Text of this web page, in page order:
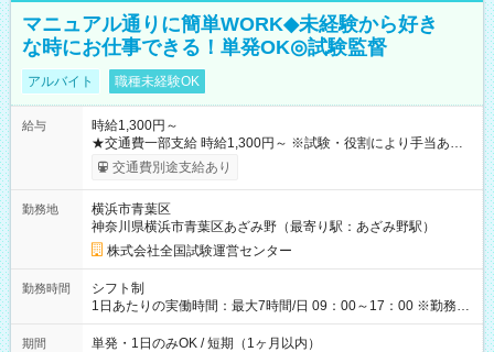
マニュアル通りに簡単WORK◆未経験から好き
な時にお仕事できる！単発OK◎試験監督
アルバイト 職種未経験OK
給与
時給1,300円～
★交通費一部支給 時給1,300円～ ※試験・役割により手当あり
※勤務回数により昇給あり 【即給（前払い）オプションあ
り！】 希望される場合、勤務から1週間ほどで給与の一部を受け
例】 ・河合塾模擬試験 8:30～17:30（休憩1時間） 時給1,300円
×8時間＝日収10,400円＋交通費 ※当日の役割により時給＋100
円の場合あり ・国家試験 7:00～13:30（休憩なし） 時給1,300
円（役割手当＋100円）×6時間＝日収8,400円＋交通費 【試用期
間】試用期間なし
交通費別途支給あり
勤務地
横浜市青葉区
神奈川県横浜市青葉区あざみ野（最寄り駅：あざみ野駅）
株式会社全国試験運営センター
勤務時間
シフト制
1日あたりの実働時間：最大7時間/日 09：00～17：00 ※勤務時
間は 試験により異なります。
期間 単発・1日のみOK / 短期（1ヶ月以内）